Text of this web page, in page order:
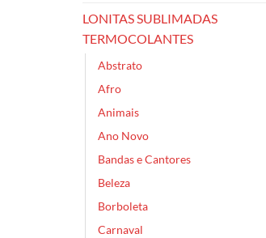
LONITAS SUBLIMADAS
TERMOCOLANTES
Abstrato
Afro
Animais
Ano Novo
Bandas e Cantores
Beleza
Borboleta
Carnaval